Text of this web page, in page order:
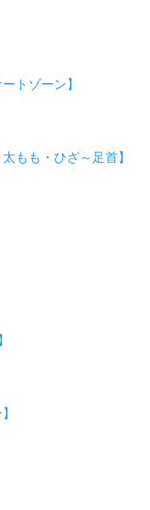
トゾーン】
もも・ひざ～足首】